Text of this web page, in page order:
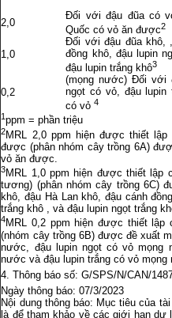
2,0
Đối với đậu đũa có
Quốc có vỏ ăn được2
1,0
Đối với đậu đũa khô,
đồng khô, đậu lupin
đậu lupin trắng khô3
0,2
(mọng nước) Đối với
ngọt có vỏ, đậu lupin
có vỏ4
1ppm = phần triệu
2MRL 2,0 ppm hiện được thiết
được (phân nhóm cây trồng 6A)
vỏ ăn được.
3MRL 1,0 ppm hiện được thiết lập
tương) (phân nhóm cây trồng 6C)
khô, đậu Hà Lan khô, đậu cánh
trắng khô , và đậu lupin ngọt trắng
4MRL 0,2 ppm hiện được thiết
(nhóm cây trồng 6B) được đề xuất
nước, đậu lupin ngọt có vỏ mọng
nước và đậu lupin trắng có vỏ
Thông báo số: G/SPS/N/CAN/
Ngày thông báo: 07/3/2023
Nội dung thông báo: Mục tiêu của
là để tham khảo về các giới hạn